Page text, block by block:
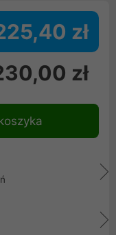
zł
zł